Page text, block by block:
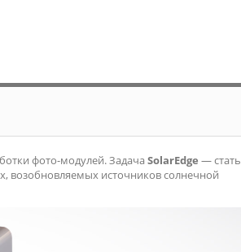
фото-модулей. ЗадачаSolarEdge — стать
возобновляемых источников солнечной